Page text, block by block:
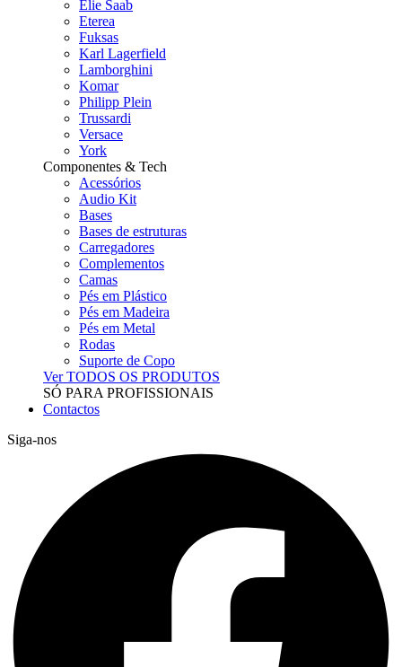
Elie Saab
Eterea
Fuksas
Karl Lagerfield
Lamborghini
Komar
Philipp Plein
Trussardi
Versace
York
Componentes & Tech
Acessórios
Audio Kit
Bases
Bases de estruturas
Carregadores
Complementos
Camas
Pés em Plástico
Pés em Madeira
Pés em Metal
Rodas
Suporte de Copo
Ver TODOS OS PRODUTOS
SÓ PARA PROFISSIONAIS
Contactos
Siga-nos